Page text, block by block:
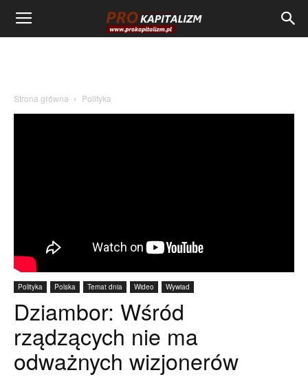
Strona główna Polityka
Polityka Polska Temat dnia Wideo Wywiad
Dziambor: Wśród
rządzących nie ma
odważnych wizjonerów